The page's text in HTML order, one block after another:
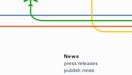
News
press releases
publish news